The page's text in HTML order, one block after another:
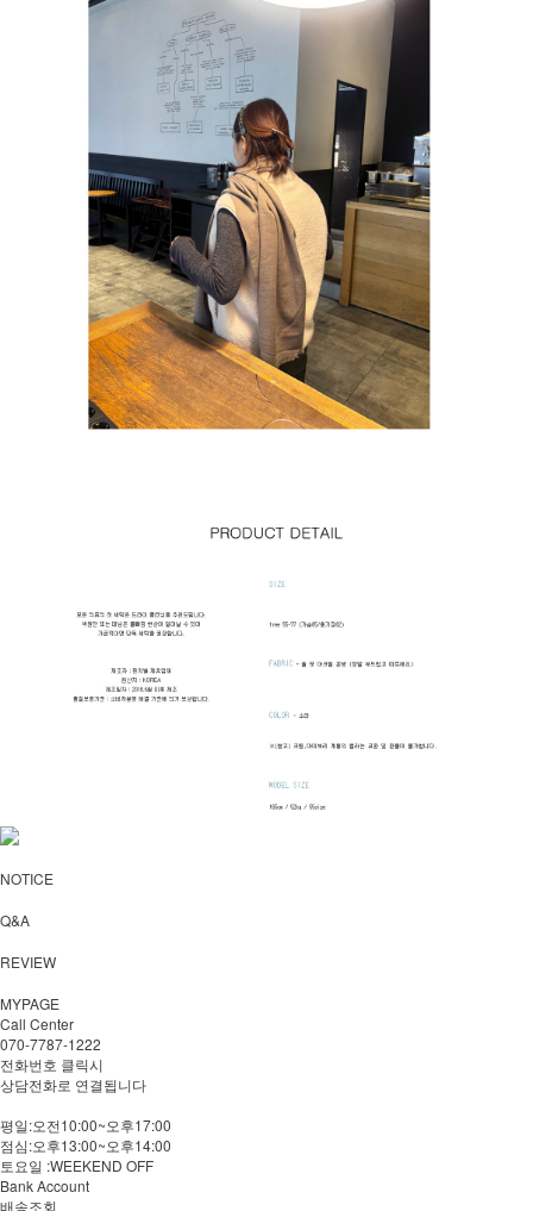
NOTICE
Q&A
REVIEW
MYPAGE
Call Center
070-7787-1222
전화번호 클릭시
상담전화로 연결됩니다
평일:오전10:00~오후17:00
점심:오후13:00~오후14:00
토요일 :WEEKEND OFF
Bank Account
배송조회